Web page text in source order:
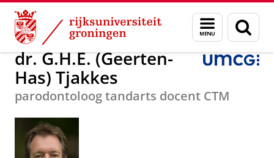
Skip
Content
Skip
Navigation
Menu
en
zoeken
Over ons dr. G.H.E. (Geerten-Has) Tjakkes
dr. G.H.E. (Geerten-
Has) Tjakkes
parodontoloog tandarts docent CTM